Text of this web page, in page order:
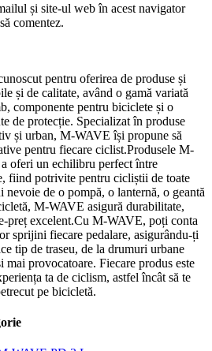
și site-ul web în acest navigator
comentez.
pentru oferirea de produse și
și de calitate, având o gamă variată
componente pentru biciclete și o
de protecție. Specializat în produse
și urban, M-WAVE își propune să
pentru fiecare ciclist.Produsele M-
oferi un echilibru perfect între
fiind potrivite pentru cicliștii de toate
de o pompă, o lanternă, o geantă
M-WAVE asigură durabilitate,
preț excelent.Cu M-WAVE, poți conta
sprijini fiecare pedalare, asigurându-ți
tip de traseu, de la drumuri urbane
provocatoare. Fiecare produs este
ta de ciclism, astfel încât să te
pe bicicletă.